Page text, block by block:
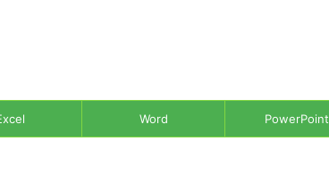
Word PowerPoint